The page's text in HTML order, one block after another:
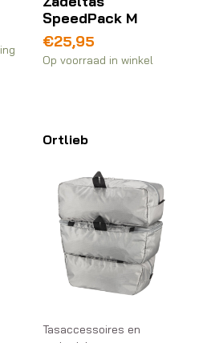
SpeedPack M
€25,95
Op voorraad in winkel
Ortlieb
Tasaccessoires en